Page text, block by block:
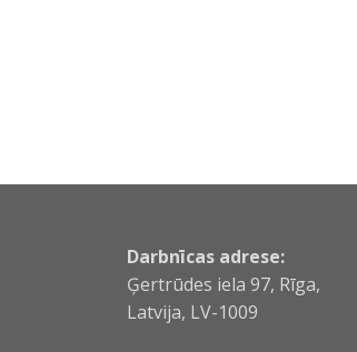
Darbnīcas adrese:
Ģertrūdes iela 97, Rīga,
Latvija, LV-1009